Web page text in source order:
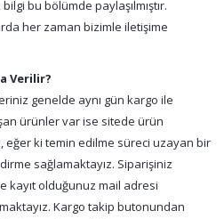
bu bölümde paylaşılmıştır.
her zaman bizimle iletişime
Verilir?
genelde aynı gün kargo ile
ürünler var ise sitede ürün
eğer ki temin edilme süreci uzayan bir
sağlamaktayız. Siparişiniz
kayıt olduğunuz mail adresi
Kargo takip butonundan